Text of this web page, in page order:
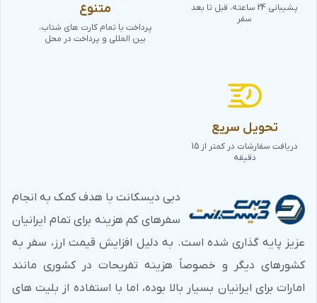
پشیبانی 24 ساعته، قبل تا بعد
سفر
متنوع
پرداخت با تمام کارت های شتاب،
بین المللی و پرداخت در محل
تحویل سریع
دریافت سفارشات در کمتر از 15
دقیقه
دبی دیسکانت با هدف کمک به انجام
سفرهای کم هزینه برای تمام ایرانیان
عزیز پایه گذاری شده است. به دلیل افزایش قیمت ارز، سفر به
کشورهای دیگر و خصوصاً هزینه تفریحات در کشوری مانند
امارات برای ایرانیان بسیار بالا بوده، اما با استفاده از بلیت های